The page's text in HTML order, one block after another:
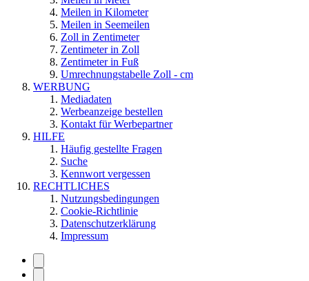
Meilen in Kilometer
Meilen in Seemeilen
Zoll in Zentimeter
Zentimeter in Zoll
Zentimeter in Fuß
Umrechnungstabelle Zoll - cm
WERBUNG
Mediadaten
Werbeanzeige bestellen
Kontakt für Werbepartner
HILFE
Häufig gestellte Fragen
Suche
Kennwort vergessen
RECHTLICHES
Nutzungsbedingungen
Cookie-Richtlinie
Datenschutzerklärung
Impressum